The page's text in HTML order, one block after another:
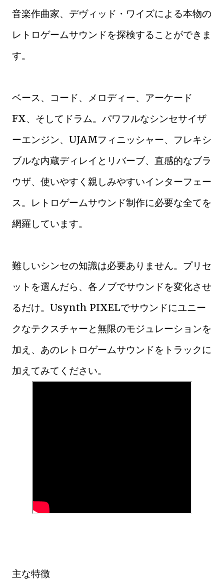
音楽作曲家、デヴィッド・ワイズによる本物の
レトロゲームサウンドを探検することができま
す。
ベース、コード、メロディー、アーケード
FX、そしてドラム。パワフルなシンセサイザ
ーエンジン、UJAMフィニッシャー、フレキシ
ブルな内蔵ディレイとリバーブ、直感的なブラ
ウザ、使いやすく親しみやすいインターフェー
ス。レトロゲームサウンド制作に必要な全てを
網羅しています。
難しいシンセの知識は必要ありません。プリセ
ットを選んだら、各ノブでサウンドを変化させ
るだけ。Usynth PIXELでサウンドにユニー
クなテクスチャーと無限のモジュレーションを
加え、あのレトロゲームサウンドをトラックに
加えてみてください。
主な特徴